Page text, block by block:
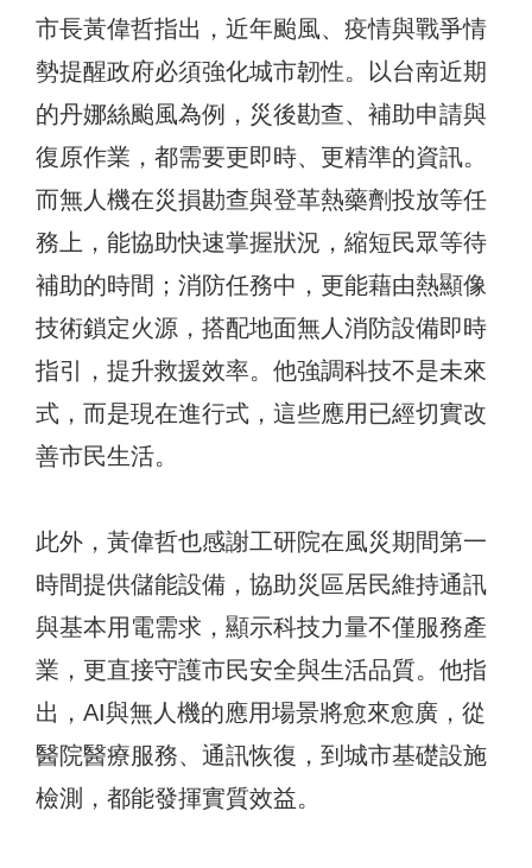
市長黃偉哲指出，近年颱風、疫情與戰爭情
勢提醒政府必須強化城市韌性。以台南近期
的丹娜絲颱風為例，災後勘查、補助申請與
復原作業，都需要更即時、更精準的資訊。
而無人機在災損勘查與登革熱藥劑投放等任
務上，能協助快速掌握狀況，縮短民眾等待
補助的時間；消防任務中，更能藉由熱顯像
技術鎖定火源，搭配地面無人消防設備即時
指引，提升救援效率。他強調科技不是未來
式，而是現在進行式，這些應用已經切實改
善市民生活。
此外，黃偉哲也感謝工研院在風災期間第一
時間提供儲能設備，協助災區居民維持通訊
與基本用電需求，顯示科技力量不僅服務產
業，更直接守護市民安全與生活品質。他指
出，AI與無人機的應用場景將愈來愈廣，從
醫院醫療服務、通訊恢復，到城市基礎設施
檢測，都能發揮實質效益。